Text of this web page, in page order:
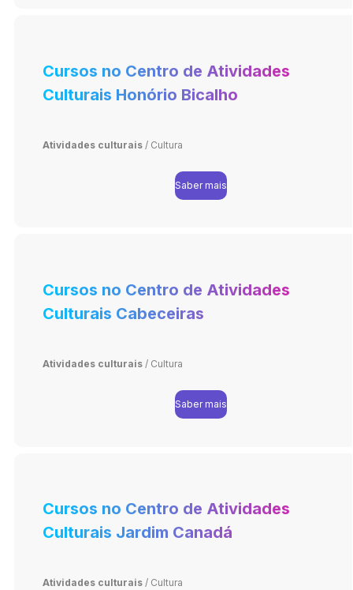
Cursos no Centro de Atividades
Culturais Honório Bicalho
Atividades culturais/ Cultura
Saber mais
Cursos no Centro de Atividades
Culturais Cabeceiras
Atividades culturais/ Cultura
Saber mais
Cursos no Centro de Atividades
Culturais Jardim Canadá
Atividades culturais/ Cultura